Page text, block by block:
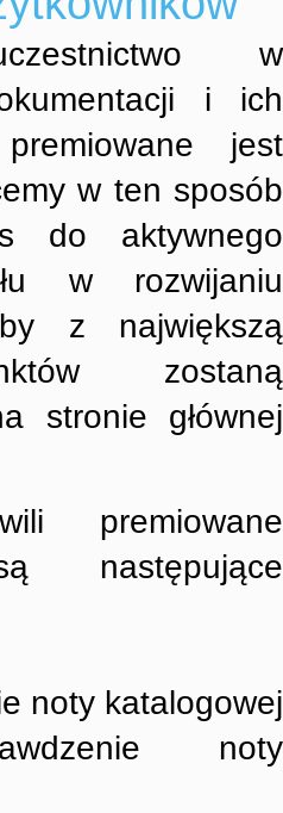
w
i ich
jest
w ten sposób
do aktywnego
w rozwijaniu
z największą
zostaną
stronie głównej
premiowane
następujące
noty katalogowej
noty